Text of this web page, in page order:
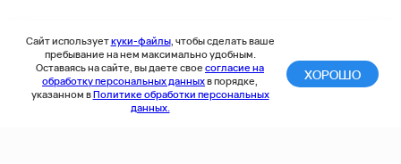
Сайт используеткуки-файлы, чтобы сделать ваше
пребывание на нем максимально удобным.
Оставаясь на сайте, вы даете свое согласие на
обработку персональных данныхв порядке,
указанном вПолитике обработки персональных
данных.
ХОРОШО